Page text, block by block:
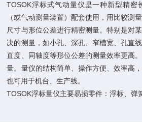
TOSOK浮标式气动量仪是一种新型精密
（或气动测量装置）配套使用，用比较测
尺寸与形位公差进行精密测量。特别是对
决的测量，如小孔、深孔、窄槽宽、孔直
直度、同轴度等形位公差的测量效率更高
量。量仪的结构简单、操作方便、效率高
也可用于机台、生产线。
TOSOK浮标量仪主要易损零件：浮标、弹